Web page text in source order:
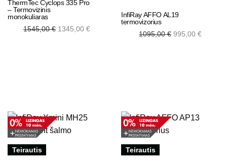
ThermTec Cyclops 335 Pro
– Termovizinis
monokuliaras
1545,00€
Original
1345,00 €
InfiRay AFFO AL19
termovizorius
1095,00€
Original
995,00 €
Teirautis Teirautis